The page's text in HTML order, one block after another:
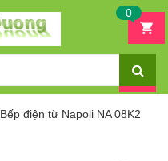
0
Bếp điện từ Napoli NA 08K2